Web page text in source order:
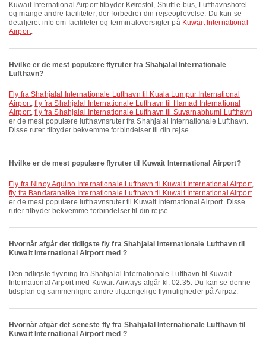
Kuwait International Airport tilbyder Kørestol, Shuttle-bus, Lufthavnshotel
og mange andre faciliteter, der forbedrer din rejseoplevelse. Du kan se
detaljeret info om faciliteter og terminaloversigter på Kuwait International
Airport.
Hvilke er de mest populære flyruter fra Shahjalal Internationale
Lufthavn?
fly fra Shahjalal Internationale Lufthavn til Kuala Lumpur International
Airport,fly fra Shahjalal Internationale Lufthavn til Hamad International
Airport,fly fra Shahjalal Internationale Lufthavn til Suvarnabhumi Lufthavn
er de mest populære lufthavnsruter fra Shahjalal Internationale Lufthavn.
Disse ruter tilbyder bekvemme forbindelser til din rejse.
Hvilke er de mest populære flyruter til Kuwait International Airport?
fly fra Ninoy Aquino Internationale Lufthavn til Kuwait International Airport,
fly fra Bandaranaike Internationale Lufthavn til Kuwait International Airport
er de mest populære lufthavnsruter til Kuwait International Airport. Disse
ruter tilbyder bekvemme forbindelser til din rejse.
Hvornår afgår det tidligste fly fra Shahjalal Internationale Lufthavn til
Kuwait International Airport med ?
Den tidligste flyvning fra Shahjalal Internationale Lufthavn til Kuwait
International Airport med Kuwait Airways afgår kl. 02.35. Du kan se denne
tidsplan og sammenligne andre tilgængelige flymuligheder på Airpaz.
Hvornår afgår det seneste fly fra Shahjalal Internationale Lufthavn til
Kuwait International Airport med ?